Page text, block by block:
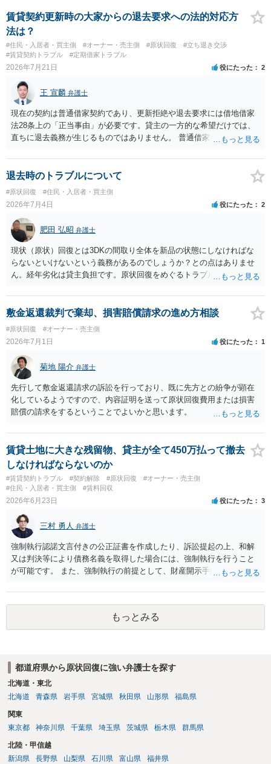
す。 その後、建物を平屋に立て替えた場合であっても、貸主の承諾を
得ているのであれば、単純に費用を捻出した側に平屋の所有権が帰属
する、という話になるわけでもないように思います。 そのため、現
状、解体費用を負担することが明確な案件ではないため、まずは相手
に請求の根拠（なぜ当方が平屋の解体費用を負担しなければならない
賃貸契約更新時の大家からの退去要求への法的対応方
法は？
#住民・入居者・買主側 #オーナー・売主側 #原状回復
#立ち退き交渉
#賃貸契約トラブル
#定期借家トラブル
2026年7月21日 役にたった 2
王 宣麟 弁護士
現在の契約は普通借家契約であり、更新拒絶や退去要求には借地借家
法28条上の「正当事由」が必要です。貸主の一方的な希望だけでは、
直ちに退去義務が生じるものではありません。 普通借家契約から定期
新たな定期借家契約を締結する形になりますが、これは任意の合意が
前提であり、借主が同意しなければ成立しません。 12年間の居住実
績、子どもの学校や地域とのつながり、転居費用の準備が困難な事情
などは、借主側の強い居住継続の必要性として正当事由判断において
重視される要素ですので、貸主側にかなり具体的な事情と立退料など
がない限り、更新拒絶が認められるハードルは一般的に高いと考えら
れます。 建物が未登記であること自体は、賃貸借契約の有効性を直ち
に否定するものではなく、引渡しがされていれば賃貸借の効力は原則
有効とされています。 今後の交渉では、①現在は普通借家契約が継続
しており定期借家への変更に合意していないこと、②貸主側の事情
（誰が所有者で誰が実際に住む予定か等）を具体的に書面で説明して
ほしいこと、③自分たちの居住継続の必要性を丁寧に伝えること、を
基本方針としたうえで、仮に一定時期の退去を検討する場合には、立
退料・引越費用・原状回復費用負担などの条件を明確にした書面を作
成することが重要です。 契約書では、更新条項・解除条項・期間の定
め・定期借家に関する記載の有無、これまでの更新時の合意内容
（「今回で最後」などの文言）が、借主不利な特約として無効になり
得るかどうかも含めて検討ポイントになりますので、署名押印前に内
容を十分に確認し、不明点は弁護士に相談することをおすすめしま
す。
退去時のトラブルについて
#原状回復 #住民・入居者・買主側
2026年7月4日 役にたった 2
肥田 弘昭 弁護士
現状（原状）回復とは3DKの間取り全体を新品の状態にしなければな
らないといけないという義務があるのでしょうか？との点はありませ
ん。経年劣化は貸主負担です。原状回復をめぐるトラブルとガイドラ
敷金返還裁判で棄却、損害賠償請求の進め方相談
#原状回復 #オーナー・売主側
2026年7月1日 役にたった 1
菊地 陽介 弁護士
先行して敷金返還請求の訴訟を行っており、既に先方との紛争が顕在
化しているようですので、内容証明を送って原状回復費用または損害
賠償の請求をするということでよいかと思います。
賃貸土地に大きな残留物、貸主が全て450万払って撤去
しなければならないのか
#賃貸契約トラブル #契約解除 #原状回復
#オーナー・売主側
#住民・入居者・買主側
#賃料回収
2026年6月23日 役にたった 3
三村 勇人 弁護士
強制執行認諾文言付きの公正証書を作成したり、訴訟提起の上、和解
又は判決等により債務名義を取得した場合には、強制執行を行うこと
が可能です。 また、強制執行の前提として、財産開示手続や第三者か
っとも、実際に回収できるかは相手方の資力次第です。 そのため、相
手方に差押え可能な財産が存在しない場合には、現実的には回収が困
もっとみる
都道府県から原状回復に強い弁護士を探す
北海道・東北
北海道
青森県 岩手県 宮城県 秋田県 山形県 福島県
関東
東京都
神奈川県 千葉県 埼玉県 茨城県 栃木県 群馬県
北陸・甲信越
新潟県
長野県 山梨県 石川県 富山県 福井県